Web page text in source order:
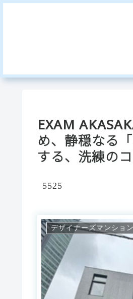
EXAM
め、静穏なる
する、洗練の
5525
デザイナーズマンション